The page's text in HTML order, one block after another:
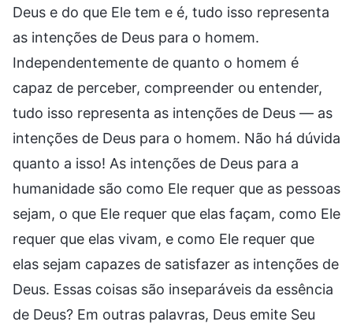
Deus e do que Ele tem e é, tudo isso representa
as intenções de Deus para o homem.
Independentemente de quanto o homem é
capaz de perceber, compreender ou entender,
tudo isso representa as intenções de Deus — as
intenções de Deus para o homem. Não há dúvida
quanto a isso! As intenções de Deus para a
humanidade são como Ele requer que as pessoas
sejam, o que Ele requer que elas façam, como Ele
requer que elas vivam, e como Ele requer que
elas sejam capazes de satisfazer as intenções de
Deus. Essas coisas são inseparáveis da essência
de Deus? Em outras palavras, Deus emite Seu